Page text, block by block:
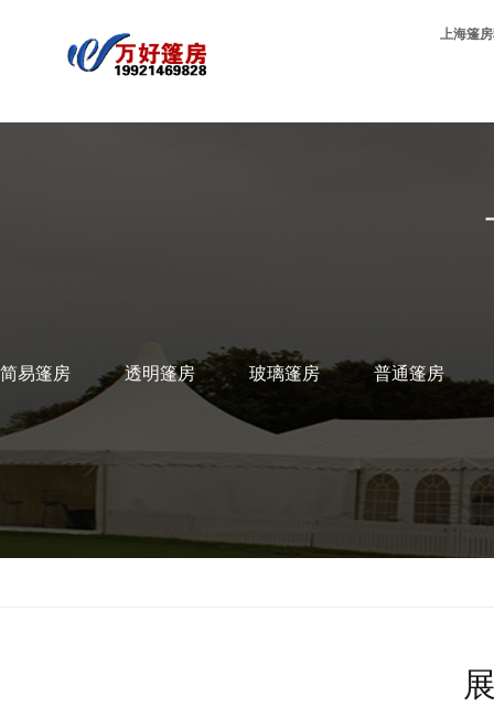
上海篷
简易篷房 透明篷房 玻璃篷房 普通篷房
上海>大棚租用>帐篷出租